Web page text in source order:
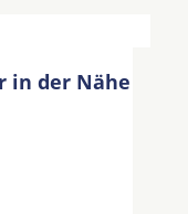
in der Nähe